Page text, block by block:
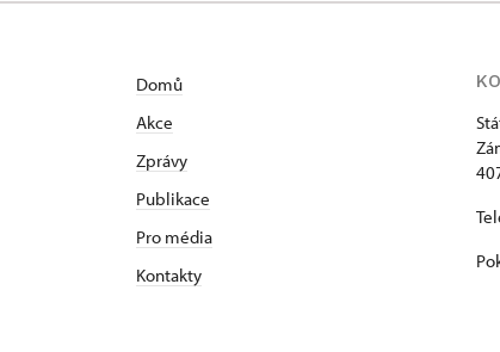
Domů
Akce
Zprávy
Publikace
Pro média
Kontakty